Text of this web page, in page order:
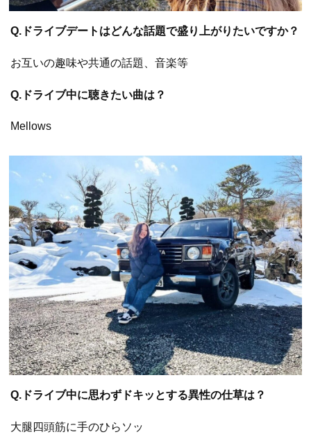
Q.ドライブデートはどんな話題で盛り上がりたいですか？
お互いの趣味や共通の話題、音楽等
Q.ドライブ中に聴きたい曲は？
Mellows
Q.ドライブ中に思わずドキッとする異性の仕草は？
大腿四頭筋に手のひらソッ